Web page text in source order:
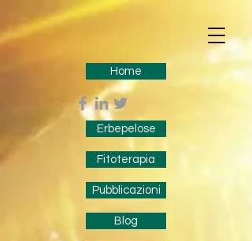
Home
Erbepelose
Fitoterapia
Pubblicazioni
Blog